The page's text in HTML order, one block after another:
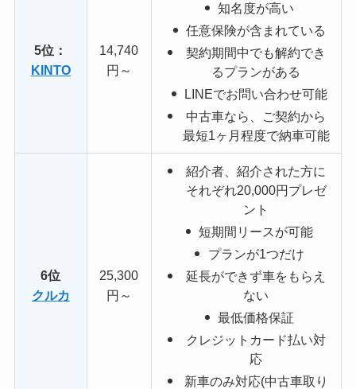
5位：
KINTO
14,740
円～
知名度が高い
任意保険が含まれている
契約期間中でも解約でき
るプランがある
LINEでお問い合わせ可能
中古車なら、ご契約から
最短1ヶ月程度で納車可能
6位
クルカ
25,300
円～
紹介者、紹介された方に
それぞれ20,000円プレゼ
ント
短期間リースが可能
プランが1つだけ
延長ができず車をもらえ
ない
最低価格保証
クレジットカード払い対
応
新車のみ対応(中古車取り